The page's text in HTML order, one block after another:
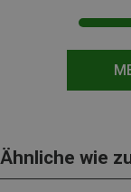
Ähnliche wie